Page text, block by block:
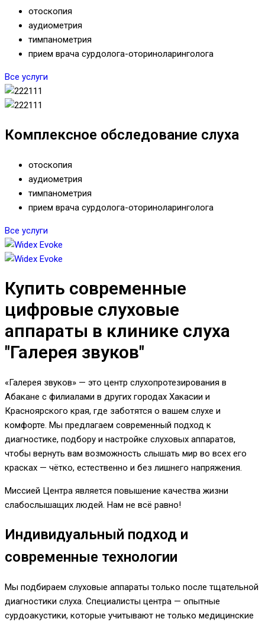
отоскопия
аудиометрия
тимпанометрия
прием врача сурдолога-оториноларинголога
Все услуги
Комплексное обследование слуха
отоскопия
аудиометрия
тимпанометрия
прием врача сурдолога-оториноларинголога
Все услуги
Купить современные
цифровые слуховые
аппараты в клинике слуха
"Галерея звуков"
«Галерея звуков» — это центр слухопротезирования в
Абакане с филиалами в других городах Хакасии и
Красноярского края, где заботятся о вашем слухе и
комфорте. Мы предлагаем современный подход к
диагностике, подбору и настройке слуховых аппаратов,
чтобы вернуть вам возможность слышать мир во всех его
красках — чётко, естественно и без лишнего напряжения.
Миссией Центра является повышение качества жизни
слабослышащих людей. Нам не всё равно!
Индивидуальный подход и
современные технологии
Мы подбираем слуховые аппараты только после тщательной
диагностики слуха. Специалисты центра — опытные
сурдоакустики, которые учитывают не только медицинские